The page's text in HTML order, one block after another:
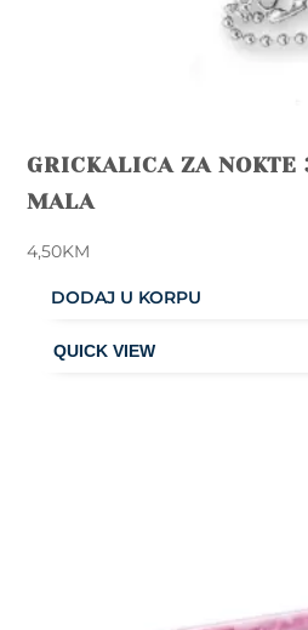
GRICKALICA ZA NOKTE
MALA
4,50KM
DODAJ U KORPU